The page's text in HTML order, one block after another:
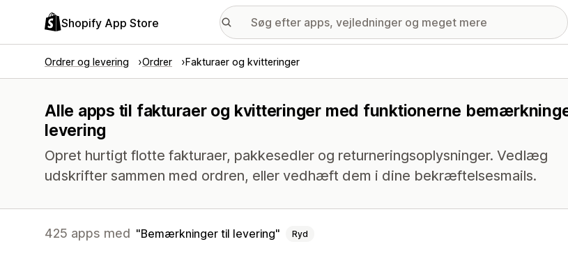
Shopify App Store
Ordrer og levering Ordrer Fakturaer og kvitteringer
Alle apps til fakturaer og kvitteringer med funktionerne
levering
Opret hurtigt flotte fakturaer, pakkesedler og returneringsoplysninger. Vedlæg
udskrifter sammen med ordren, eller vedhæft dem i dine bekræftelsesmails.
425 apps med Bemærkninger til levering Ryd